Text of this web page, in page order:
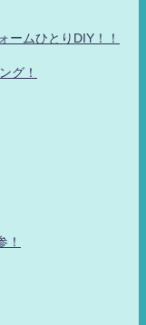
ームひとりDIY！！
グ！
！